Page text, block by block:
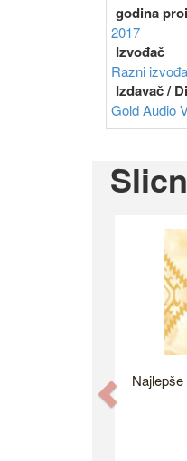
godina
2017
Izvođač
Razni
Izdavač /
Gold Audio